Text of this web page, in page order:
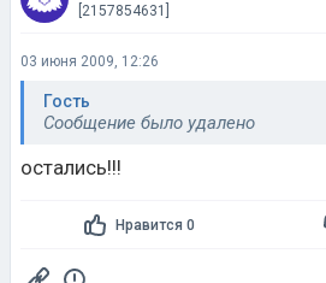
[2157854631]
03 июня 2009, 12:26
Гость
Сообщение было удалено
остались!!!
Нравится 0